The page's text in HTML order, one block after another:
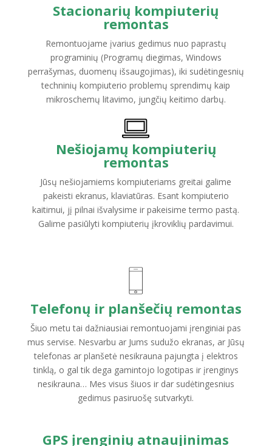
Stacionarių kompiuterių
remontas
Remontuojame įvarius gedimus nuo paprastų
programinių (Programų diegimas, Windows
perrašymas, duomenų išsaugojimas), iki sudėtingesnių
techninių kompiuterio problemų sprendimų kaip
mikroschemų litavimo, jungčių keitimo darbų.
Nešiojamų kompiuterių
remontas
Jūsų nešiojamiems kompiuteriams greitai galime
pakeisti ekranus, klaviatūras. Esant kompiuterio
kaitimui, jį pilnai išvalysime ir pakeisime termo pastą.
Galime pasiūlyti kompiuterių įkroviklių pardavimui.
Telefonų ir planšečių remontas
Šiuo metu tai dažniausiai remontuojami įrenginiai pas
mus servise. Nesvarbu ar Jums sudužo ekranas, ar Jūsų
telefonas ar planšetė nesikrauna pajungta į elektros
tinklą, o gal tik dega gamintojo logotipas ir įrenginys
nesikrauna… Mes visus šiuos ir dar sudėtingesnius
gedimus pasiruošę sutvarkyti.
GPS įrenginių atnaujinimas